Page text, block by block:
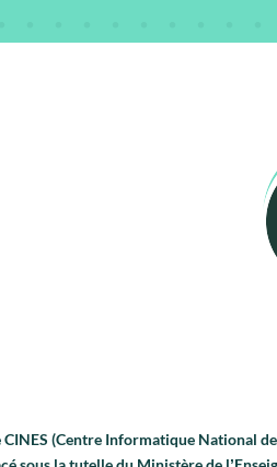
CINES (Centre Informatique National